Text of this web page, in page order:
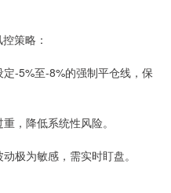
策略：
-5%至-8%的强制平仓线，保
，降低系统性风险。
极为敏感，需实时盯盘。